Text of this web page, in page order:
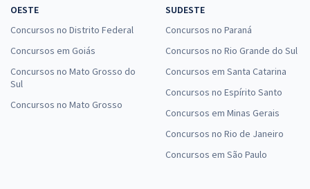
OESTE
Concursos no Distrito Federal
Concursos em Goiás
Concursos no Mato Grosso do
Sul
Concursos no Mato Grosso
SUDESTE
Concursos no Paraná
Concursos no Rio Grande do Sul
Concursos em Santa Catarina
Concursos no Espírito Santo
Concursos em Minas Gerais
Concursos no Rio de Janeiro
Concursos em São Paulo